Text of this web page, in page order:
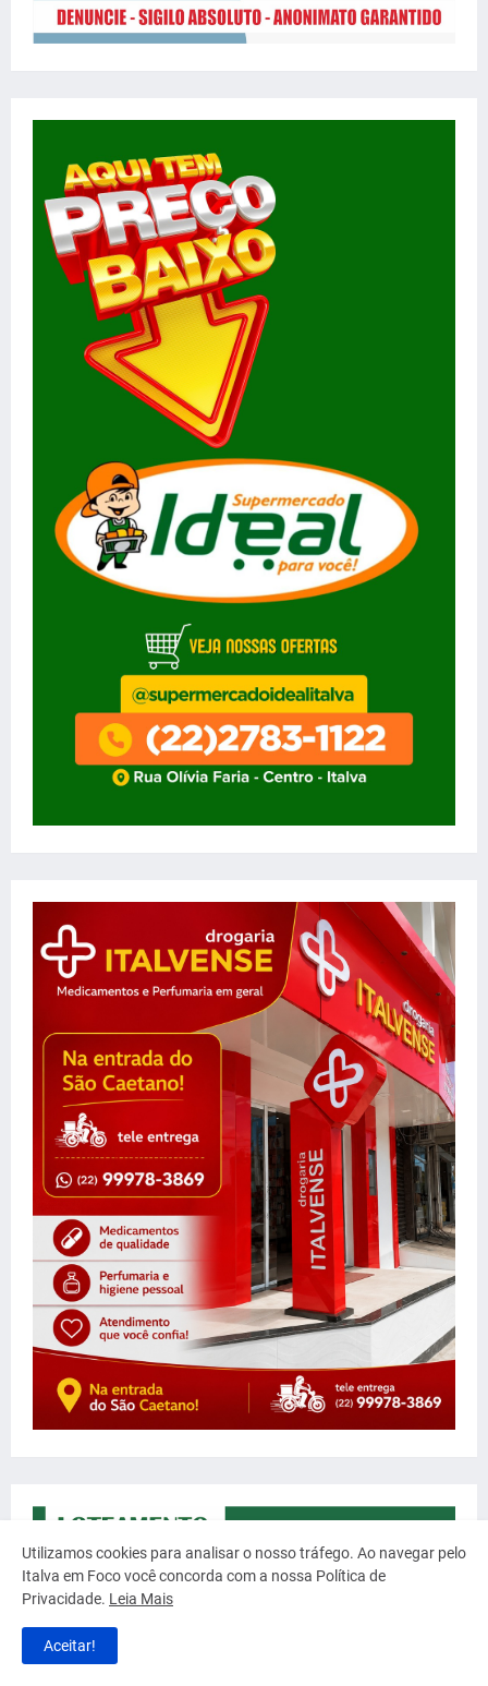
Utilizamos cookies para analisar o nosso tráfego. Ao navegar pelo
Italva em Foco você concorda com a nossa Política de
Privacidade. Leia Mais
Aceitar!